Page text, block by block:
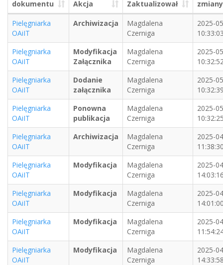
dokumentu
Akcja Zaktualizował
zmiany
Pielęgniarka
OAiIT
Archiwizacja
Magdalena
Czerniga
2025-
Pielęgniarka
OAiIT
Modyfikacja
Załącznika
Magdalena
Czerniga
2025-
Pielęgniarka
OAiIT
Dodanie
załącznika
Magdalena
Czerniga
2025-
Pielęgniarka
OAiIT
Ponowna
publikacja
Magdalena
Czerniga
2025-
Pielęgniarka
OAiIT
Archiwizacja
Magdalena
Czerniga
2025-
Pielęgniarka
OAiIT
Modyfikacja
Magdalena
Czerniga
2025-
Pielęgniarka
OAiIT
Modyfikacja
Magdalena
Czerniga
2025-
Pielęgniarka
OAiIT
Modyfikacja
Magdalena
Czerniga
2025-
Pielęgniarka
OAiIT
Modyfikacja
Magdalena
Czerniga
2025-